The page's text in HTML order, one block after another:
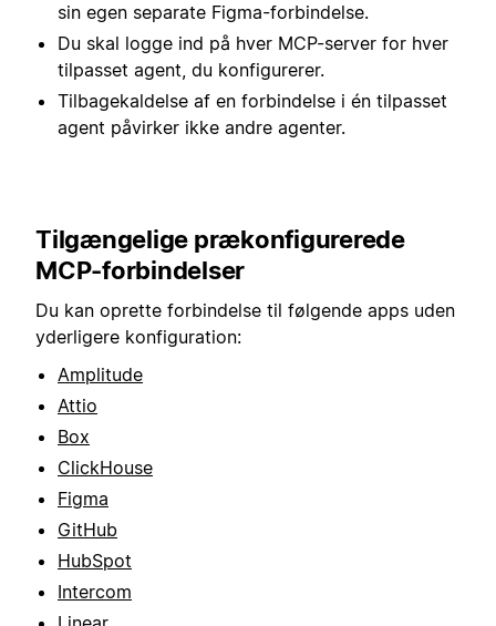
sin egen separate Figma-forbindelse.
Du skal logge ind på hver MCP-server for hver
tilpasset agent, du konfigurerer.
Tilbagekaldelse af en forbindelse i én tilpasset
agent påvirker ikke andre agenter.
Tilgængelige prækonfigurerede
MCP-forbindelser
Du kan oprette forbindelse til følgende apps uden
yderligere konfiguration:
Amplitude
Attio
Box
ClickHouse
Figma
GitHub
HubSpot
Intercom